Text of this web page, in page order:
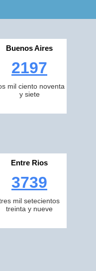
Buenos Aires
2197
mil ciento noventa
y siete
Entre Rios
3739
mil setecientos
treinta y nueve